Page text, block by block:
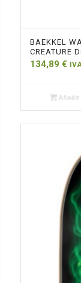
BAEKKEL
CREATURE
134,89 €
Añadir